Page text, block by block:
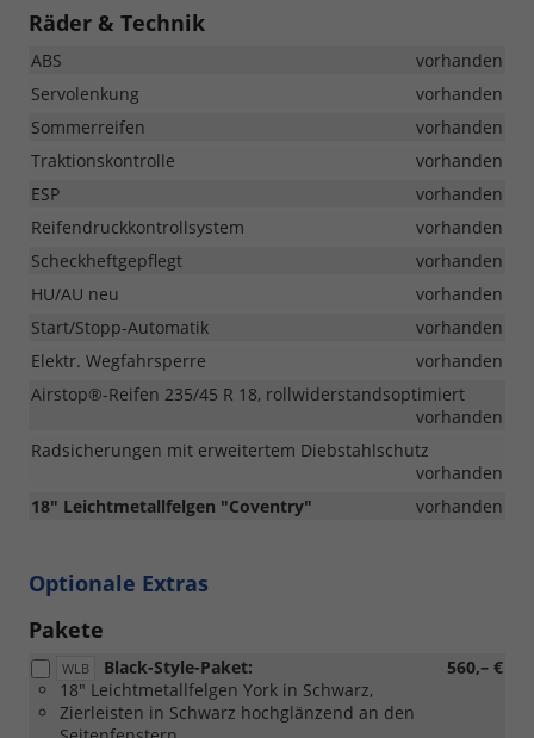
Räder & Technik
ABS
vorhanden
Servolenkung
vorhanden
Sommerreifen
vorhanden
Traktionskontrolle
vorhanden
ESP
vorhanden
Reifendruckkontrollsystem
vorhanden
Scheckheftgepflegt
vorhanden
HU/AU neu
vorhanden
Start/Stopp-Automatik
vorhanden
Elektr. Wegfahrsperre
vorhanden
Airstop®-Reifen 235/45 R 18, rollwiderstandsoptimiert
vorhanden
Radsicherungen mit erweitertem Diebstahlschutz
vorhanden
18" Leichtmetallfelgen "Coventry"
vorhanden
Optionale Extras
Pakete
WLB 560,– €
Black-Style-Paket:
18" Leichtmetallfelgen York in Schwarz,
Zierleisten in Schwarz hochglänzend an den